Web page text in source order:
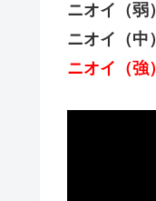
ニオイ（
ニオイ（
ニオイ（強